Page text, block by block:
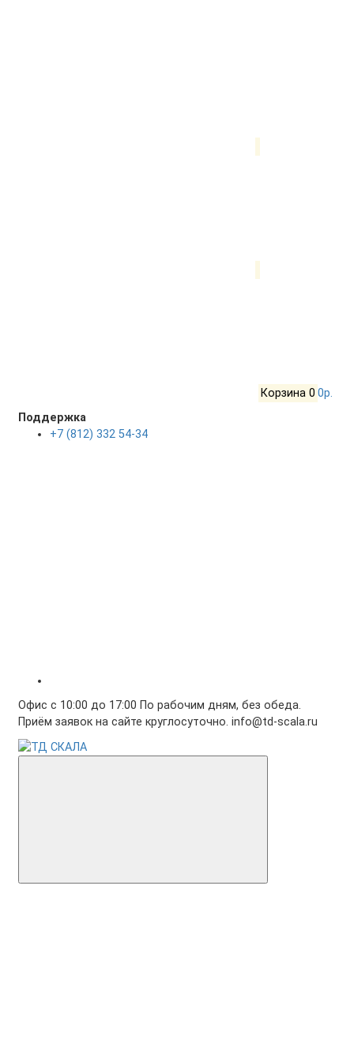
Корзина 0 0р.
Поддержка
+7 (812) 332 54-34
Офис с 10:00 до 17:00 По рабочим дням, без обеда.
Приём заявок на сайте круглосуточно. info@td-scala.ru